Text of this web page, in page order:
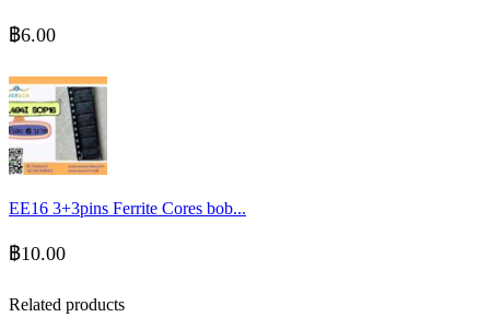
฿6.00
EE16 3+3pins Ferrite Cores bob...
฿10.00
Related products